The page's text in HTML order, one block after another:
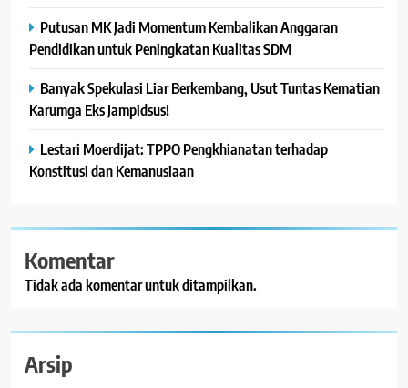
Putusan MK Jadi Momentum Kembalikan Anggaran
Pendidikan untuk Peningkatan Kualitas SDM
Banyak Spekulasi Liar Berkembang, Usut Tuntas Kematian
Karumga Eks Jampidsus!
Lestari Moerdijat: TPPO Pengkhianatan terhadap
Konstitusi dan Kemanusiaan
Komentar
Tidak ada komentar untuk ditampilkan.
Arsip